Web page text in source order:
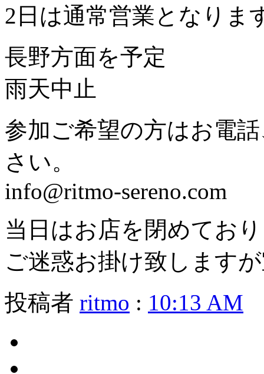
2日は通常営業となりま
長野方面を予定
雨天中止
参加ご希望の方はお電
さい。
info@ritmo-sereno.com
当日はお店を閉めてお
ご迷惑お掛け致します
投稿者 ritmo : 10:13 AM